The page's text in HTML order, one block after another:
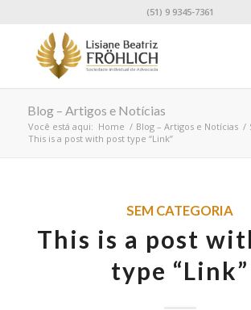
(51) 9 9345-7361
Blog – Artigos e Notícias
Você está aqui: Home / Blog – Artigos e Notícias /
This is a post with post type “Link”
SEM CATEGORIA
This is a post
type “Link”